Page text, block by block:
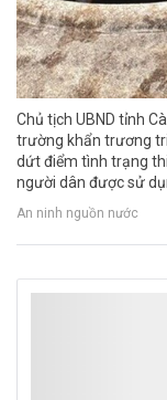
Chủ tịch UBND tỉnh
trường khẩn trương
dứt điểm tình trạng
người dân được sử
An ninh nguồn nước